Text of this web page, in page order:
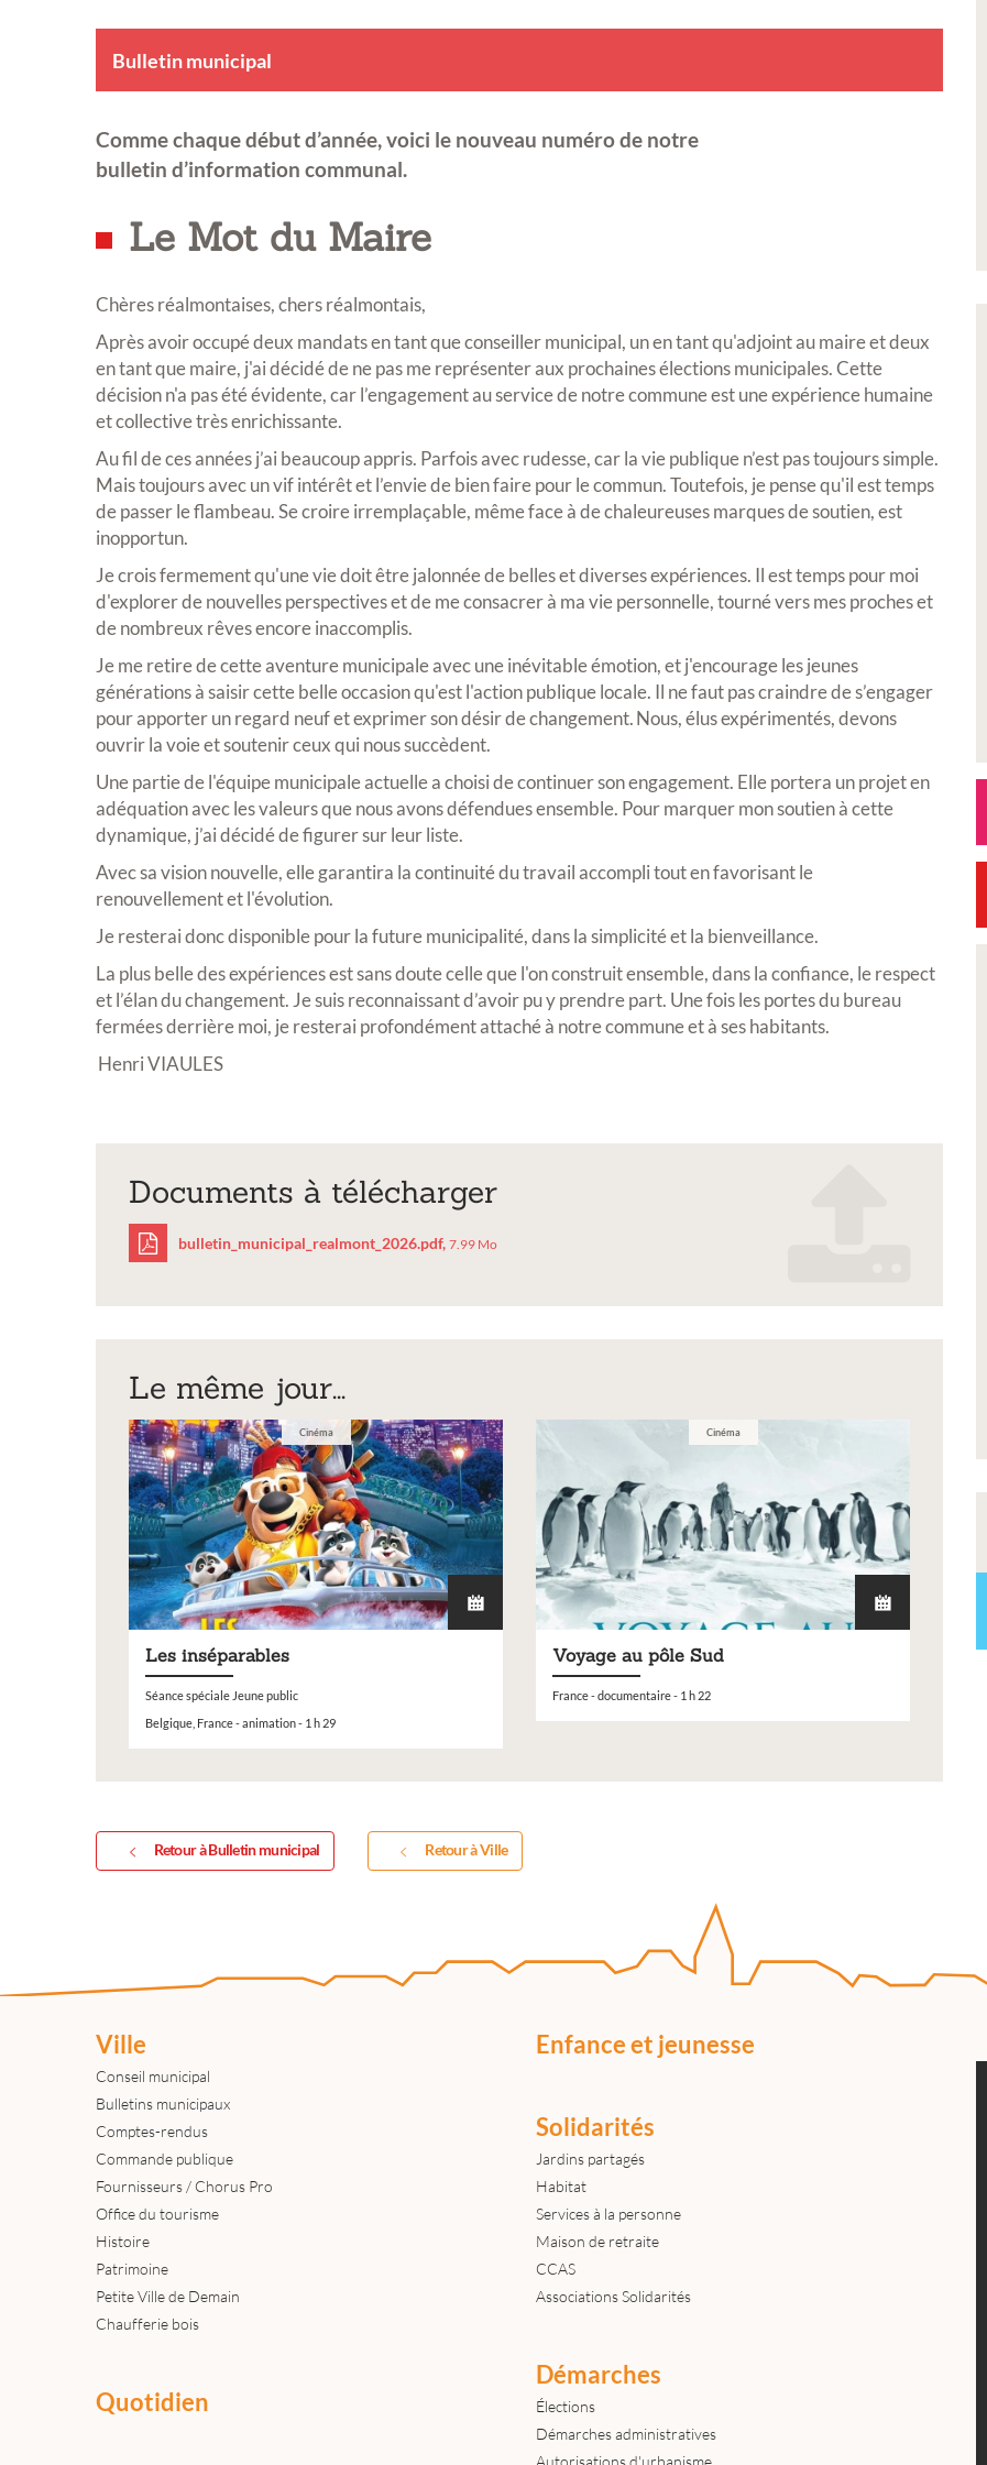
Bulletin municipal
Comme chaque début d’année, voici le nouveau numéro de notre
bulletin d’information communal.
Le Mot du Maire
Chères réalmontaises, chers réalmontais,
Après avoir occupé deux mandats en tant que conseiller municipal, un en tant qu'adjoint au maire et deux
en tant que maire, j'ai décidé de ne pas me représenter aux prochaines élections municipales. Cette
décision n'a pas été évidente, car l’engagement au service de notre commune est une expérience humaine
et collective très enrichissante.
Au fil de ces années j’ai beaucoup appris. Parfois avec rudesse, car la vie publique n’est pas toujours simple.
Mais toujours avec un vif intérêt et l’envie de bien faire pour le commun. Toutefois, je pense qu'il est temps
de passer le flambeau. Se croire irremplaçable, même face à de chaleureuses marques de soutien, est
inopportun.
Je crois fermement qu'une vie doit être jalonnée de belles et diverses expériences. Il est temps pour moi
d'explorer de nouvelles perspectives et de me consacrer à ma vie personnelle, tourné vers mes proches et
de nombreux rêves encore inaccomplis.
Je me retire de cette aventure municipale avec une inévitable émotion, et j'encourage les jeunes
générations à saisir cette belle occasion qu'est l'action publique locale. Il ne faut pas craindre de s’engager
pour apporter un regard neuf et exprimer son désir de changement. Nous, élus expérimentés, devons
ouvrir la voie et soutenir ceux qui nous succèdent.
Une partie de l'équipe municipale actuelle a choisi de continuer son engagement. Elle portera un projet en
adéquation avec les valeurs que nous avons défendues ensemble. Pour marquer mon soutien à cette
dynamique, j’ai décidé de figurer sur leur liste.
Avec sa vision nouvelle, elle garantira la continuité du travail accompli tout en favorisant le
renouvellement et l'évolution.
Je resterai donc disponible pour la future municipalité, dans la simplicité et la bienveillance.
La plus belle des expériences est sans doute celle que l'on construit ensemble, dans la confiance, le respect
et l’élan du changement. Je suis reconnaissant d’avoir pu y prendre part. Une fois les portes du bureau
fermées derrière moi, je resterai profondément attaché à notre commune et à ses habitants.
Henri VIAULES
Documents à télécharger
bulletin_municipal_realmont_2026.pdf
bulletin_municipal_realmont_2026.pdf, 7.99 Mo
Le même jour...
Cinéma
Les inséparables
Séance spéciale Jeune public
Belgique, France - animation - 1 h 29
Cinéma
Voyage au pôle Sud
France - documentaire - 1 h 22
Retour à Bulletin municipal Retour à Ville
Exposition
Inscription Réal'Art 2026 -
Vous souhaitez exposer vos oeuvres lors de notre
Signature de
convention
Ville
Conseil municipal
Bulletins municipaux
Comptes-rendus
Commande publique
Fournisseurs / Chorus Pro
Office du tourisme
Histoire
Patrimoine
Petite Ville de Demain
Chaufferie bois
Quotidien
Enfance et jeunesse
Solidarités
Jardins partagés
Habitat
Services à la personne
Maison de retraite
CCAS
Associations Solidarités
Démarches
Élections
Démarches administratives